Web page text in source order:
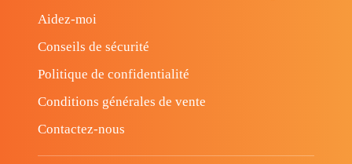
Aidez-moi
Conseils de sécurité
Politique de confidentialité
Conditions générales de vente
Contactez-nous